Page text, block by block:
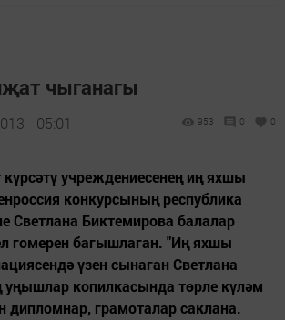
чыганагы
- 05:01 953 0 0
учреждениесенең иң яхшы
конкурсының республика
Светлана Биктемирова балалар
гомерен багышлаган. "Иң яхшы
үзен сынаган Светлана
уңышлар копилкасында төрле күләм
дипломнар, грамоталар саклана.